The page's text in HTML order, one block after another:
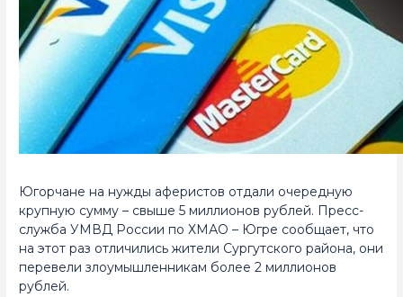
Югорчане на нужды аферистов отдали очередную
крупную сумму – свыше 5 миллионов рублей. Пресс-
служба УМВД России по ХМАО – Югре сообщает, что
на этот раз отличились жители Сургутского района, они
перевели злоумышленникам более 2 миллионов
рублей.